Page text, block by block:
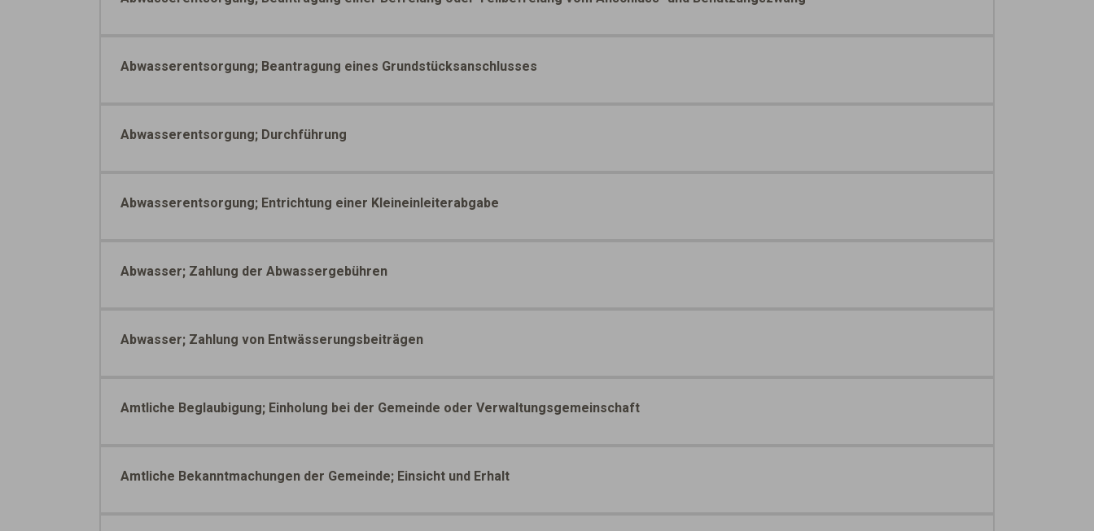
Abwasserentsorgung; Beantragung eines Grundstücksanschlusses
Abwasserentsorgung; Durchführung
Abwasserentsorgung; Entrichtung einer Kleineinleiterabgabe
Abwasser; Zahlung der Abwassergebühren
Abwasser; Zahlung von Entwässerungsbeiträgen
Amtliche Beglaubigung; Einholung bei der Gemeinde oder Verwaltungsgemeinschaft
Amtliche Bekanntmachungen der Gemeinde; Einsicht und Erhalt